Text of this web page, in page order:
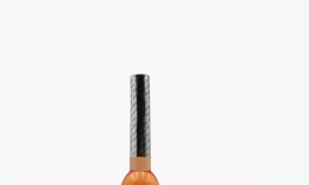
Condimentos